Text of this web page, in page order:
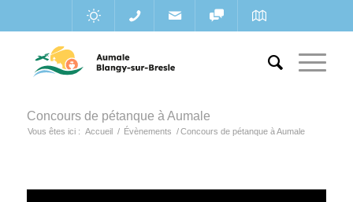
Concours de pétanque à Aumale
Vous êtes ici : Accueil / Évènements / Concours de pétanque à Aumale